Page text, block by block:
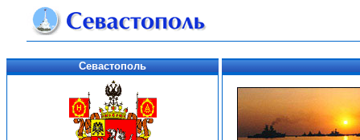
Севастополь